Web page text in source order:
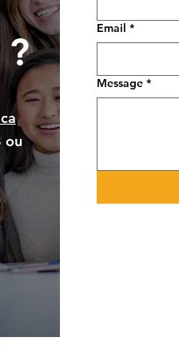
ou
Email *
Message *